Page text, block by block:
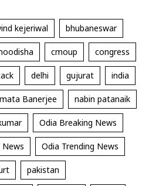
kejeriwal bhubaneswar
cmoup congress
delhi gujurat india
Banerjee nabin patanaik
Odia Breaking News
News Odia Trending News
pakistan